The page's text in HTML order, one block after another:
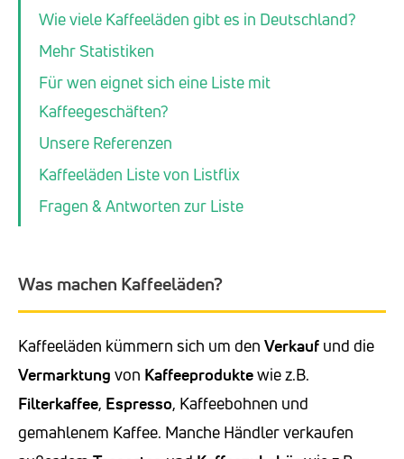
Wie viele Kaffeeläden gibt es in Deutschland?
Mehr Statistiken
Für wen eignet sich eine Liste mit
Kaffeegeschäften?
Unsere Referenzen
Kaffeeläden Liste von Listflix
Fragen & Antworten zur Liste
Was machen Kaffeeläden?
Kaffeeläden kümmern sich um den Verkauf und die
Vermarktung von Kaffeeproduktewie z.B.
Filterkaffee, Espresso, Kaffeebohnen und
gemahlenem Kaffee. Manche Händler verkaufen